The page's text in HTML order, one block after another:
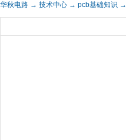
华秋电路 → 技术中心 → pcb基础知识 →